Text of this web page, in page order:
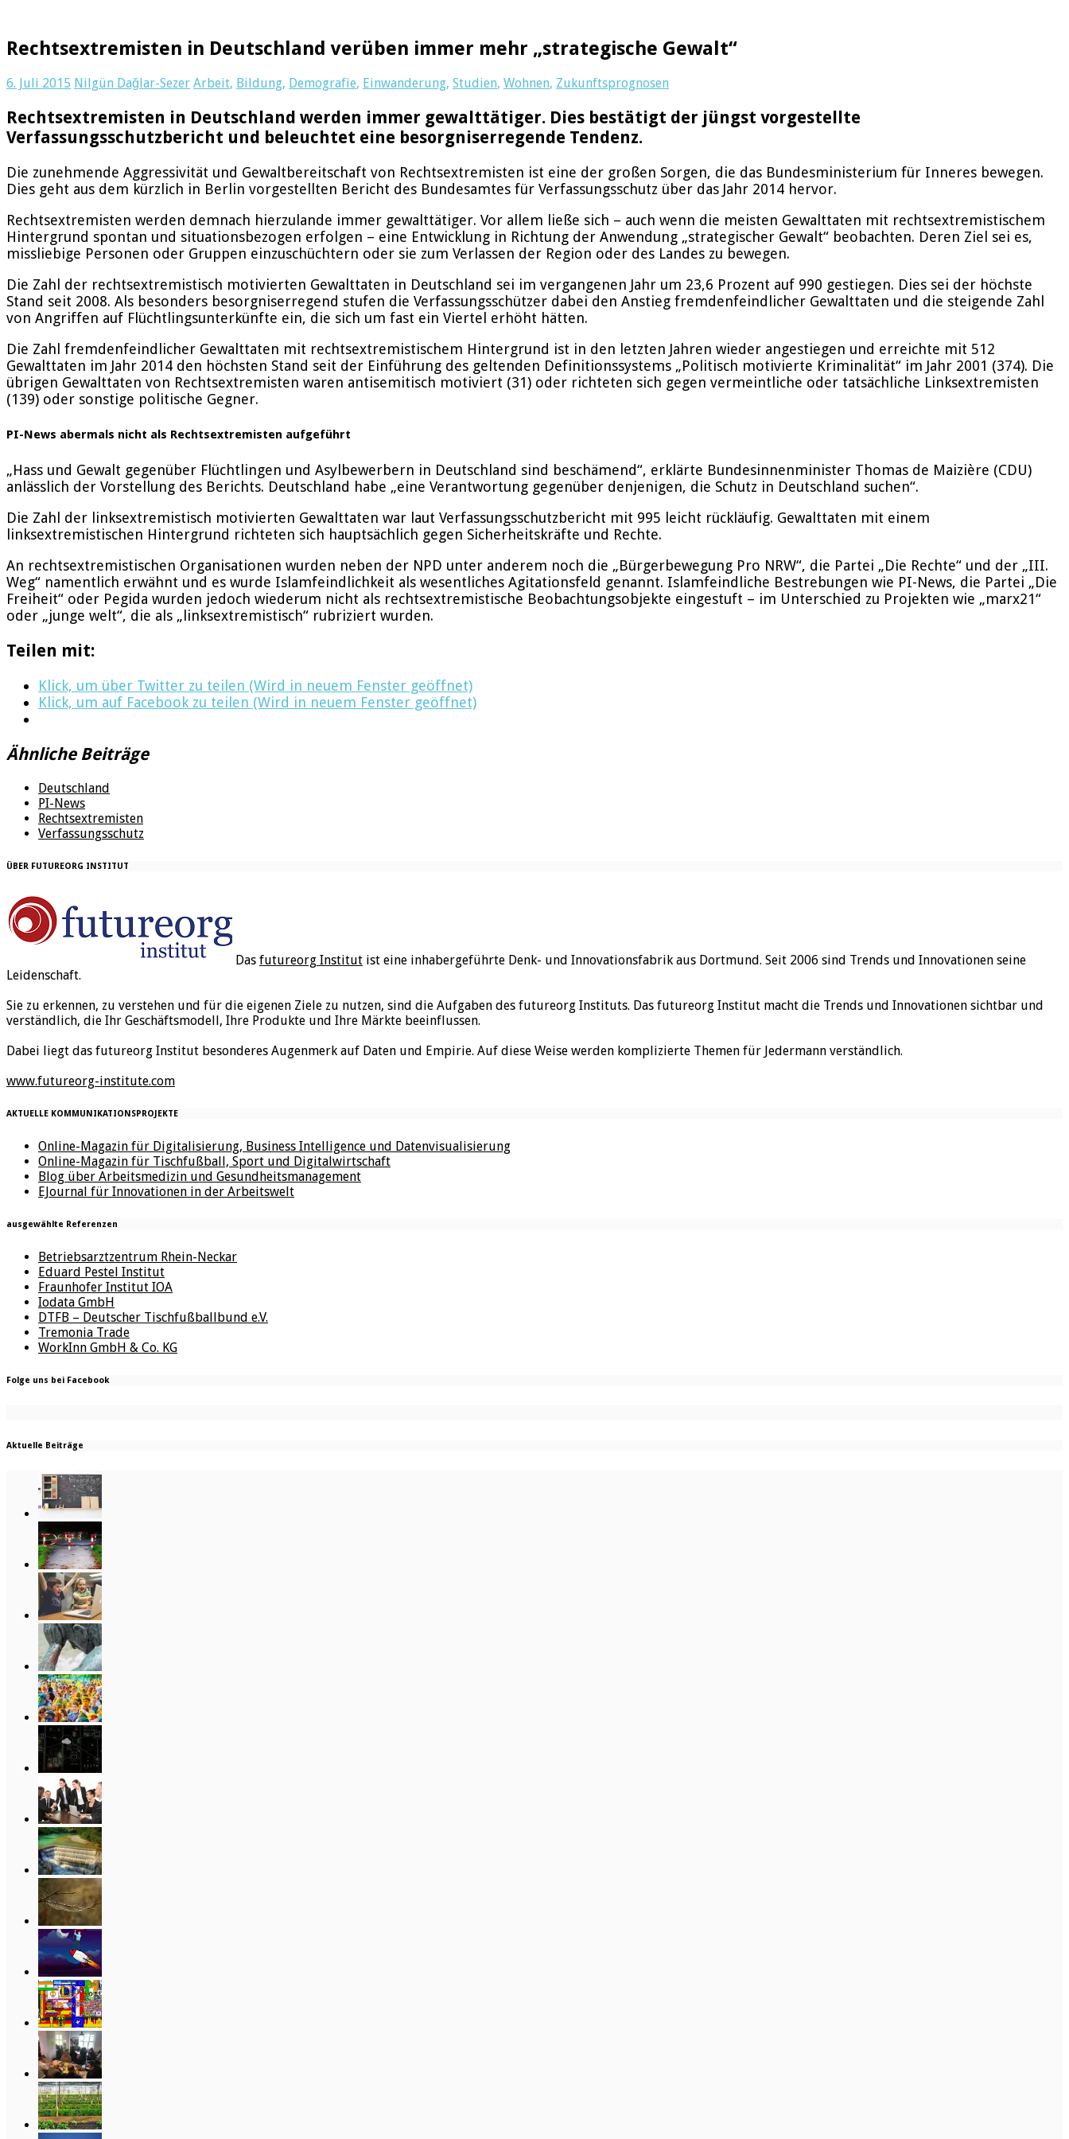
Rechtsextremisten in Deutschland verüben immer mehr „strategische Gewalt“
6. Juli 2015 Nilgün Dağlar-Sezer Arbeit, Bildung, Demografie, Einwanderung, Studien, Wohnen, Zukunftsprognosen
Rechtsextremisten in Deutschland werden immer gewalttätiger. Dies bestätigt der jüngst vorgestellte
Verfassungsschutzbericht und beleuchtet eine besorgniserregende Tendenz.
Die zunehmende Aggressivität und Gewaltbereitschaft von Rechtsextremisten ist eine der großen Sorgen, die das Bundesministerium für Inneres bewegen.
Dies geht aus dem kürzlich in Berlin vorgestellten Bericht des Bundesamtes für Verfassungsschutz über das Jahr 2014 hervor.
Rechtsextremisten werden demnach hierzulande immer gewalttätiger. Vor allem ließe sich – auch wenn die meisten Gewalttaten mit rechtsextremistischem
Hintergrund spontan und situationsbezogen erfolgen – eine Entwicklung in Richtung der Anwendung „strategischer Gewalt“ beobachten. Deren Ziel sei es,
missliebige Personen oder Gruppen einzuschüchtern oder sie zum Verlassen der Region oder des Landes zu bewegen.
Die Zahl der rechtsextremistisch motivierten Gewalttaten in Deutschland sei im vergangenen Jahr um 23,6 Prozent auf 990 gestiegen. Dies sei der höchste
Stand seit 2008. Als besonders besorgniserregend stufen die Verfassungsschützer dabei den Anstieg fremdenfeindlicher Gewalttaten und die steigende Zahl
von Angriffen auf Flüchtlingsunterkünfte ein, die sich um fast ein Viertel erhöht hätten.
Die Zahl fremdenfeindlicher Gewalttaten mit rechtsextremistischem Hintergrund ist in den letzten Jahren wieder angestiegen und erreichte mit 512
Gewalttaten im Jahr 2014 den höchsten Stand seit der Einführung des geltenden Definitionssystems „Politisch motivierte Kriminalität“ im Jahr 2001 (374). Die
übrigen Gewalttaten von Rechtsextremisten waren antisemitisch motiviert (31) oder richteten sich gegen vermeintliche oder tatsächliche Linksextremisten
(139) oder sonstige politische Gegner.
PI-News abermals nicht als Rechtsextremisten aufgeführt
„Hass und Gewalt gegenüber Flüchtlingen und Asylbewerbern in Deutschland sind beschämend“, erklärte Bundesinnenminister Thomas de Maizière (CDU)
anlässlich der Vorstellung des Berichts. Deutschland habe „eine Verantwortung gegenüber denjenigen, die Schutz in Deutschland suchen“.
Die Zahl der linksextremistisch motivierten Gewalttaten war laut Verfassungsschutzbericht mit 995 leicht rückläufig. Gewalttaten mit einem
linksextremistischen Hintergrund richteten sich hauptsächlich gegen Sicherheitskräfte und Rechte.
An rechtsextremistischen Organisationen wurden neben der NPD unter anderem noch die „Bürgerbewegung Pro NRW“, die Partei „Die Rechte“ und der „III.
Weg“ namentlich erwähnt und es wurde Islamfeindlichkeit als wesentliches Agitationsfeld genannt. Islamfeindliche Bestrebungen wie PI-News, die Partei „Die
Freiheit“ oder Pegida wurden jedoch wiederum nicht als rechtsextremistische Beobachtungsobjekte eingestuft – im Unterschied zu Projekten wie „marx21“
oder „junge welt“, die als „linksextremistisch“ rubriziert wurden.
Teilen mit:
Klick, um über Twitter zu teilen (Wird in neuem Fenster geöffnet)
Klick, um auf Facebook zu teilen (Wird in neuem Fenster geöffnet)
Ähnliche Beiträge
Deutschland
PI-News
Rechtsextremisten
Verfassungsschutz
ÜBER FUTUREORG INSTITUT
Das futureorg Institut ist eine inhabergeführte Denk- und Innovationsfabrik aus Dortmund. Seit 2006 sind Trends und Innovationen seine
Leidenschaft.
Sie zu erkennen, zu verstehen und für die eigenen Ziele zu nutzen, sind die Aufgaben des futureorg Instituts. Das futureorg Institut macht die Trends und Innovationen sichtbar und
verständlich, die Ihr Geschäftsmodell, Ihre Produkte und Ihre Märkte beeinflussen.
Dabei liegt das futureorg Institut besonderes Augenmerk auf Daten und Empirie. Auf diese Weise werden komplizierte Themen für Jedermann verständlich.
www.futureorg-institute.com
AKTUELLE KOMMUNIKATIONSPROJEKTE
Online-Magazin für Digitalisierung, Business Intelligence und Datenvisualisierung
Online-Magazin für Tischfußball, Sport und Digitalwirtschaft
Blog über Arbeitsmedizin und Gesundheitsmanagement
EJournal für Innovationen in der Arbeitswelt
ausgewählte Referenzen
Betriebsarztzentrum Rhein-Neckar
Eduard Pestel Institut
Fraunhofer Institut IOA
Iodata GmbH
DTFB – Deutscher Tischfußballbund e.V.
Tremonia Trade
WorkInn GmbH & Co. KG
Folge uns bei Facebook
Aktuelle Beiträge